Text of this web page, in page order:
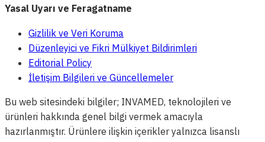
Yasal Uyarı ve Feragatname
Gizlilik ve Veri Koruma
Düzenleyici ve Fikri Mülkiyet Bildirimleri
Editorial Policy
İletişim Bilgileri ve Güncellemeler
Bu web sitesindeki bilgiler; INVAMED, teknolojileri ve
ürünleri hakkında genel bilgi vermek amacıyla
hazırlanmıştır. Ürünlere ilişkin içerikler yalnızca lisanslı